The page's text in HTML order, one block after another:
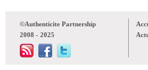
©Authenticite Partnership
2008 - 2025